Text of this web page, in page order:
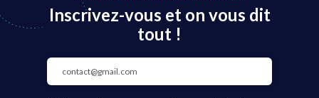
Inscrivez-vous et on vous dit
tout !